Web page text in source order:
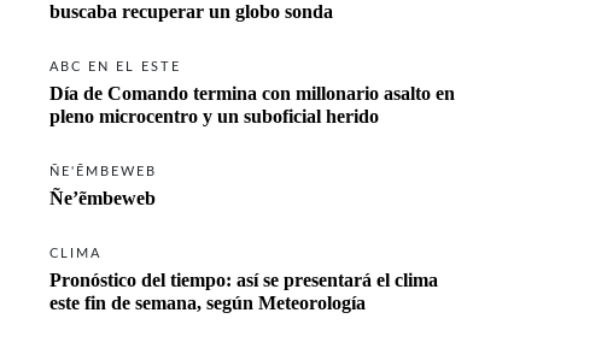
ABC EN EL ESTE
Día de Comando termina con millonario asalto en
pleno microcentro y un suboficial herido
ÑE'ẼMBEWEB
Ñe’ẽmbeweb
CLIMA
Pronóstico del tiempo: así se presentará el clima
este fin de semana, según Meteorología